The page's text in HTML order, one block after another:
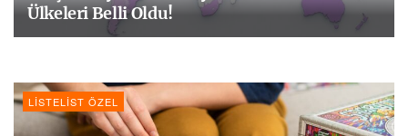
Ülkeleri Belli Oldu!
LISTELIST ÖZEL